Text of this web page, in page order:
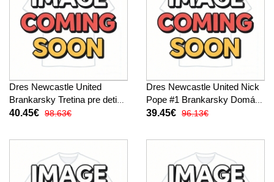
Dres Newcastle United
Brankarsky Tretina pre deti
2025-26 Dlhy Rukáv (+
40.45€ 98.63€
Dres Newcastle United Nick
Pope #1 Brankarsky Domáci
pre deti 2025-26 Krátky
39.45€ 96.13€